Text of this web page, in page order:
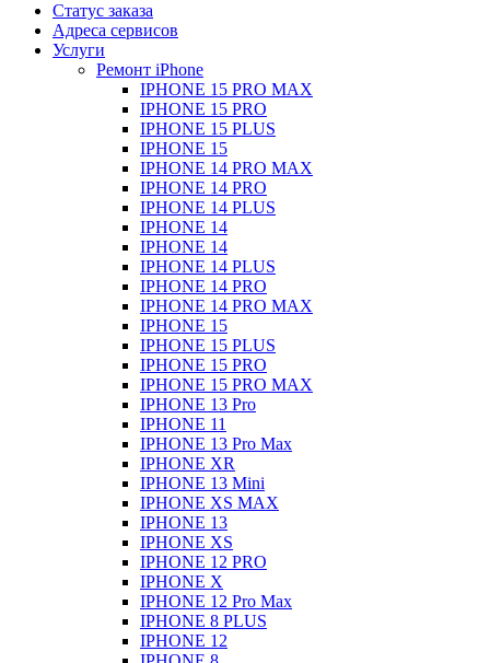
Статус заказа
Адреса сервисов
Услуги
Ремонт iPhone
IPHONE 15 PRO MAX
IPHONE 15 PRO
IPHONE 15 PLUS
IPHONE 15
IPHONE 14 PRO MAX
IPHONE 14 PRO
IPHONE 14 PLUS
IPHONE 14
IPHONE 14
IPHONE 14 PLUS
IPHONE 14 PRO
IPHONE 14 PRO MAX
IPHONE 15
IPHONE 15 PLUS
IPHONE 15 PRO
IPHONE 15 PRO MAX
IPHONE 13 Pro
IPHONE 11
IPHONE 13 Pro Max
IPHONE XR
IPHONE 13 Mini
IPHONE XS MAX
IPHONE 13
IPHONE XS
IPHONE 12 PRO
IPHONE X
IPHONE 12 Pro Max
IPHONE 8 PLUS
IPHONE 12